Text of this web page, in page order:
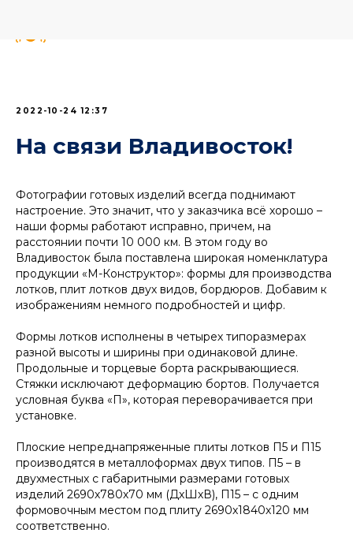
2022-10-24 12:37
На связи Владивосток!
Фотографии готовых изделий всегда поднимают
настроение. Это значит, что у заказчика всё хорошо –
наши формы работают исправно, причем, на
расстоянии почти 10 000 км. В этом году во
Владивосток была поставлена широкая номенклатура
продукции «М-Конструктор»: формы для производства
лотков, плит лотков двух видов, бордюров. Добавим к
изображениям немного подробностей и цифр.
Формы лотков исполнены в четырех типоразмерах
разной высоты и ширины при одинаковой длине.
Продольные и торцевые борта раскрывающиеся.
Стяжки исключают деформацию бортов. Получается
условная буква «П», которая переворачивается при
установке.
Плоские непреднапряженные плиты лотков П5 и П15
производятся в металлоформах двух типов. П5 – в
двухместных с габаритными размерами готовых
изделий 2690х780х70 мм (ДхШхВ), П15 – с одним
формовочным местом под плиту 2690х1840х120 мм
соответственно.